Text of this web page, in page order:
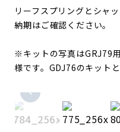
リーフスプリングとシャ
納期はご確認ください。
※キットの写真はGRJ79
様です。GDJ76のキット